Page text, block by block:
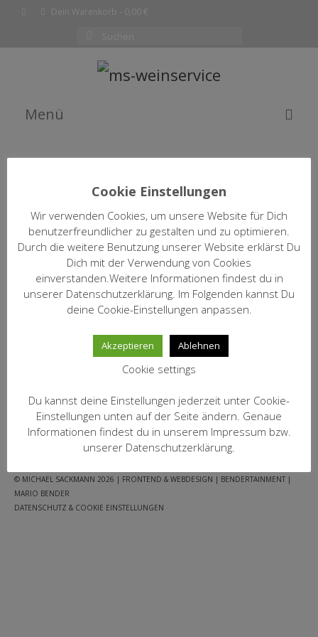
Dein Warenkorb 0,00 €
nach:
Menü
SHOP
KOMPLETTE WEINLISTE
WARENKORB
KASSE
Datenschutzbelehrung
Versandarten
Zahlungsarten
WEIN-ABO
FRAGEBOGEN
WEINFILTER ÖFFNEN / SCHLIESSEN
2022 Ursprung
Markus Schneider
10,50€
inkl. 19 % MwSt.
zzgl.Versandkosten
IN DEN WARENKORB
JUGENDSCHUTZ
© MICHAEL SACKMANN 2026 | FRONTEND & WEBDESIGN | BENDERTAINMENT |
MARIO BENDER
DATENSCHUTZ & COOKIE EINSTELLUNGEN
Cookie Einstellungen
Wir verwenden Cookies, um unsere Website für Dich
benutzerfreundlicher zu gestalten und zu optimieren.
Durch die weitere Benutzung unserer Website erklärst Du
Dich mit der Verwendung von Cookies
einverstanden.Weitere Informationen findest du in
unserer Datenschutzerklärung. Im Folgenden kannst Du
deine Cookie-Einstellungen anpassen.
Akzeptieren Ablehnen
Cookie settings
Du kannst deine Einstellungen jederzeit unter Cookie-
Einstellungen unten auf der Seite ändern. Genaue
Informationen findest du in unserem Impressum bzw.
unserer Datenschutzerklärung.